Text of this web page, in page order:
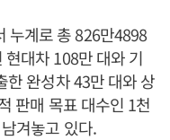
누계로 총 826만4898
대차 108만 대와 기
한 완성차 43만 대와 상
판매 목표 대수인 1천
겨놓고 있다.